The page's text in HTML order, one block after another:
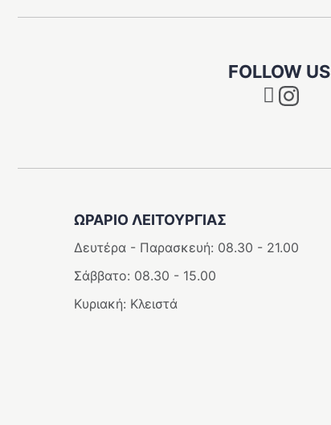
FOLLOW US
Instagram
ΩΡΑΡΙΟ ΛΕΙΤΟΥΡΓΊΑΣ
Δευτέρα - Παρασκευή: 08.30 - 21.00
Σάββατο: 08.30 - 15.00
Κυριακή: Κλειστά